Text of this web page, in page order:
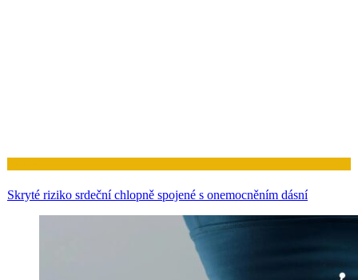
Skryté riziko srdeční chlopně spojené s onemocněním dásní